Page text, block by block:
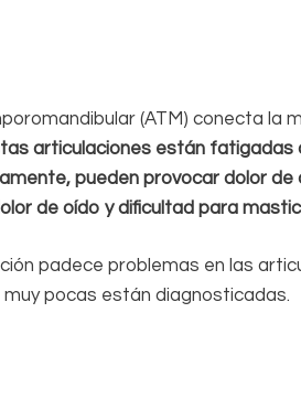
(ATM) conecta la
articulaciones están fatigadas
pueden provocar dolor de
de oído y dificultad para
padece problemas en las
pocas están diagnosticadas.